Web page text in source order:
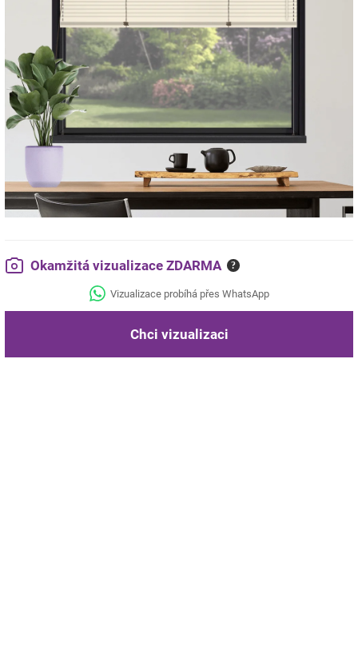
Okamžitá vizualizace ZDARMA ?
Vizualizace probíhá přes WhatsApp
Chci vizualizaci